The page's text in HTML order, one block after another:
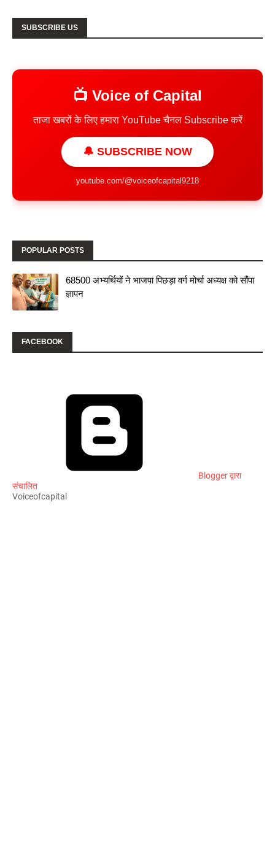
SUBSCRIBE US
📺 Voice of Capital
ताजा खबरों के लिए हमारा YouTube चैनल Subscribe करें
🔔 SUBSCRIBE NOW
youtube.com/@voiceofcapital9218
POPULAR POSTS
68500 अभ्यर्थियों ने भाजपा पिछड़ा वर्ग मोर्चा अध्यक्ष को सौंपा
ज्ञापन
FACEBOOK
Blogger द्वारा
संचालित
Voiceofcapital